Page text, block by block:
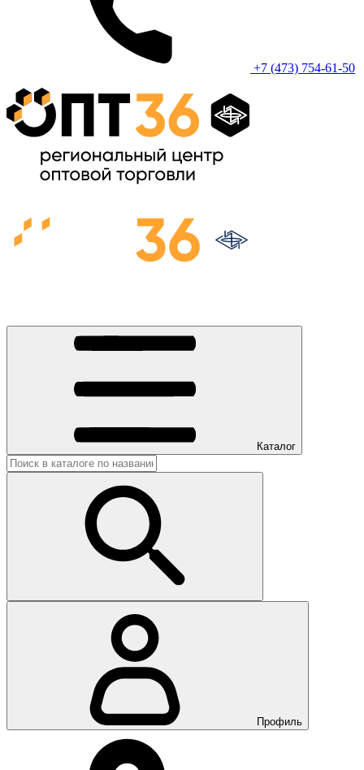
+7 (473) 754-61-50
Каталог
Профиль